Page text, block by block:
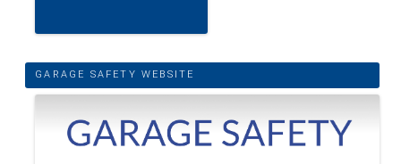
GARAGE SAFETY WEBSITE